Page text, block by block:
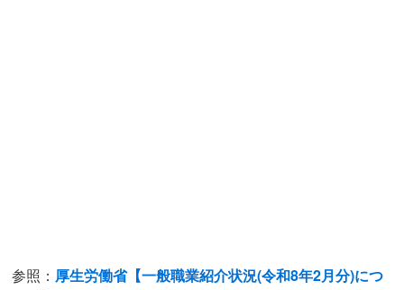
参照： 厚生労働省【一般職業紹介状況(令和8年2月分)につ